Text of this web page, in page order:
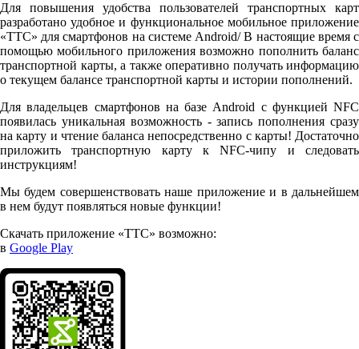
Для повышения удобства пользователей транспортных карт
разработано удобное и функциональное мобильное приложение
«ТТС» для смартфонов на системе Android/ В настоящие время с
помощью мобильного приложения возможно пополнить баланс
транспортной карты, а также оперативно получать информацию
о текущем балансе транспортной карты и истории пополнений.
Для владельцев смартфонов на базе Android с функцией NFC
появилась уникальная возможность - запись пополнения сразу
на карту и чтение баланса непосредственно с карты! Достаточно
приложить транспортную карту к NFC-чипу и следовать
инструкциям!
Мы будем совершенствовать наше приложение и в дальнейшем
в нем будут появляться новые функции!
Скачать приложение «ТТС» возможно:
в Google Play